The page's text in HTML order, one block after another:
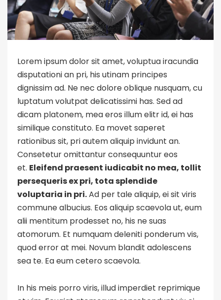
Lorem ipsum dolor sit amet, voluptua iracundia
disputationi an pri, his utinam principes
dignissim ad. Ne nec dolore oblique nusquam, cu
luptatum volutpat delicatissimi has. Sed ad
dicam platonem, mea eros illum elitr id, ei has
similique constituto. Ea movet saperet
rationibus sit, pri autem aliquip invidunt an.
Consetetur omittantur consequuntur eos
et. Eleifend praesent iudicabit no mea, tollit
persequeris ex pri, tota splendide
voluptaria in pri.Ad per tale aliquip, ei sit viris
commune albucius. Eos aliquip scaevola ut, eum
alii mentitum prodesset no, his ne suas
atomorum. Et numquam deleniti ponderum vis,
quod error at mei. Novum blandit adolescens
sea te. Ea eum cetero scaevola.
In his meis porro viris, illud imperdiet reprimique